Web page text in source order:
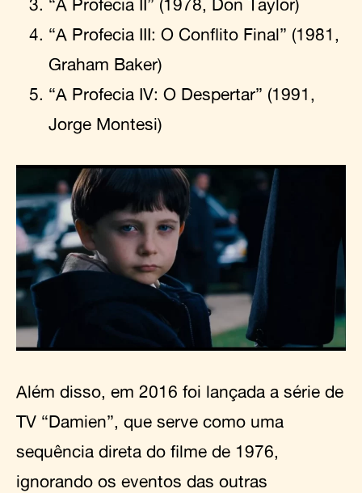
“A Profecia II” (1978, Don Taylor)
“A Profecia III: O Conflito Final” (1981,
Graham Baker)
“A Profecia IV: O Despertar” (1991,
Jorge Montesi)
Além disso, em 2016 foi lançada a série de
TV “Damien”, que serve como uma
sequência direta do filme de 1976,
ignorando os eventos das outras